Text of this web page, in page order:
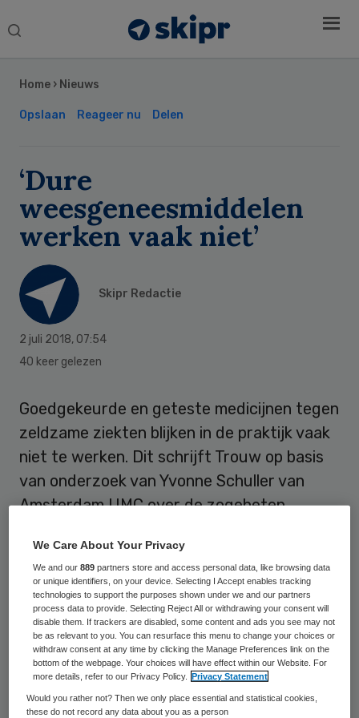
Search
Home › Nieuws
Opslaan Reageer nu Delen
‘Dure
weesgeneesmiddelen
werken vaak niet’
Skipr Redactie
2 juli 2018, 07:54
40 keer gelezen
Goedgekeurde en geteste medicijnen tegen
zeldzame ziekten blijken in de praktijk vaak
niet te werken. Dit schrijft Trouw op basis
van onderzoek van Yvonne Schuller van
Amsterdam UMC over de zogeheten
Weesgeneesmiddelen zijn onderwerp van
maatschappelijk debat vanwege de hoge
prijzen die farmaceuten ervoor vragen.
Schuller onderzocht medicijnen tegen
zeldzame kankers en stofwisselingsziekten,
in samenwerking met het College ter
Sidebar
We Care About Your Privacy
We and our889 partners store and access personal data, like browsing data
or unique identifiers, on your device. Selecting I Accept enables tracking
technologies to support the purposes shown under we and our partners
process data to provide. Selecting Reject All or withdrawing your consent will
disable them. If trackers are disabled, some content and ads you see may not
be as relevant to you. You can resurface this menu to change your choices or
withdraw consent at any time by clicking the Manage Preferences link on the
bottom of the webpage. Your choices will have effect within our Website. For
more details, refer to our Privacy Policy.
Privacy Statement
Would you rather not? Then we only place essential and statistical cookies,
these do not record any data about you as a person